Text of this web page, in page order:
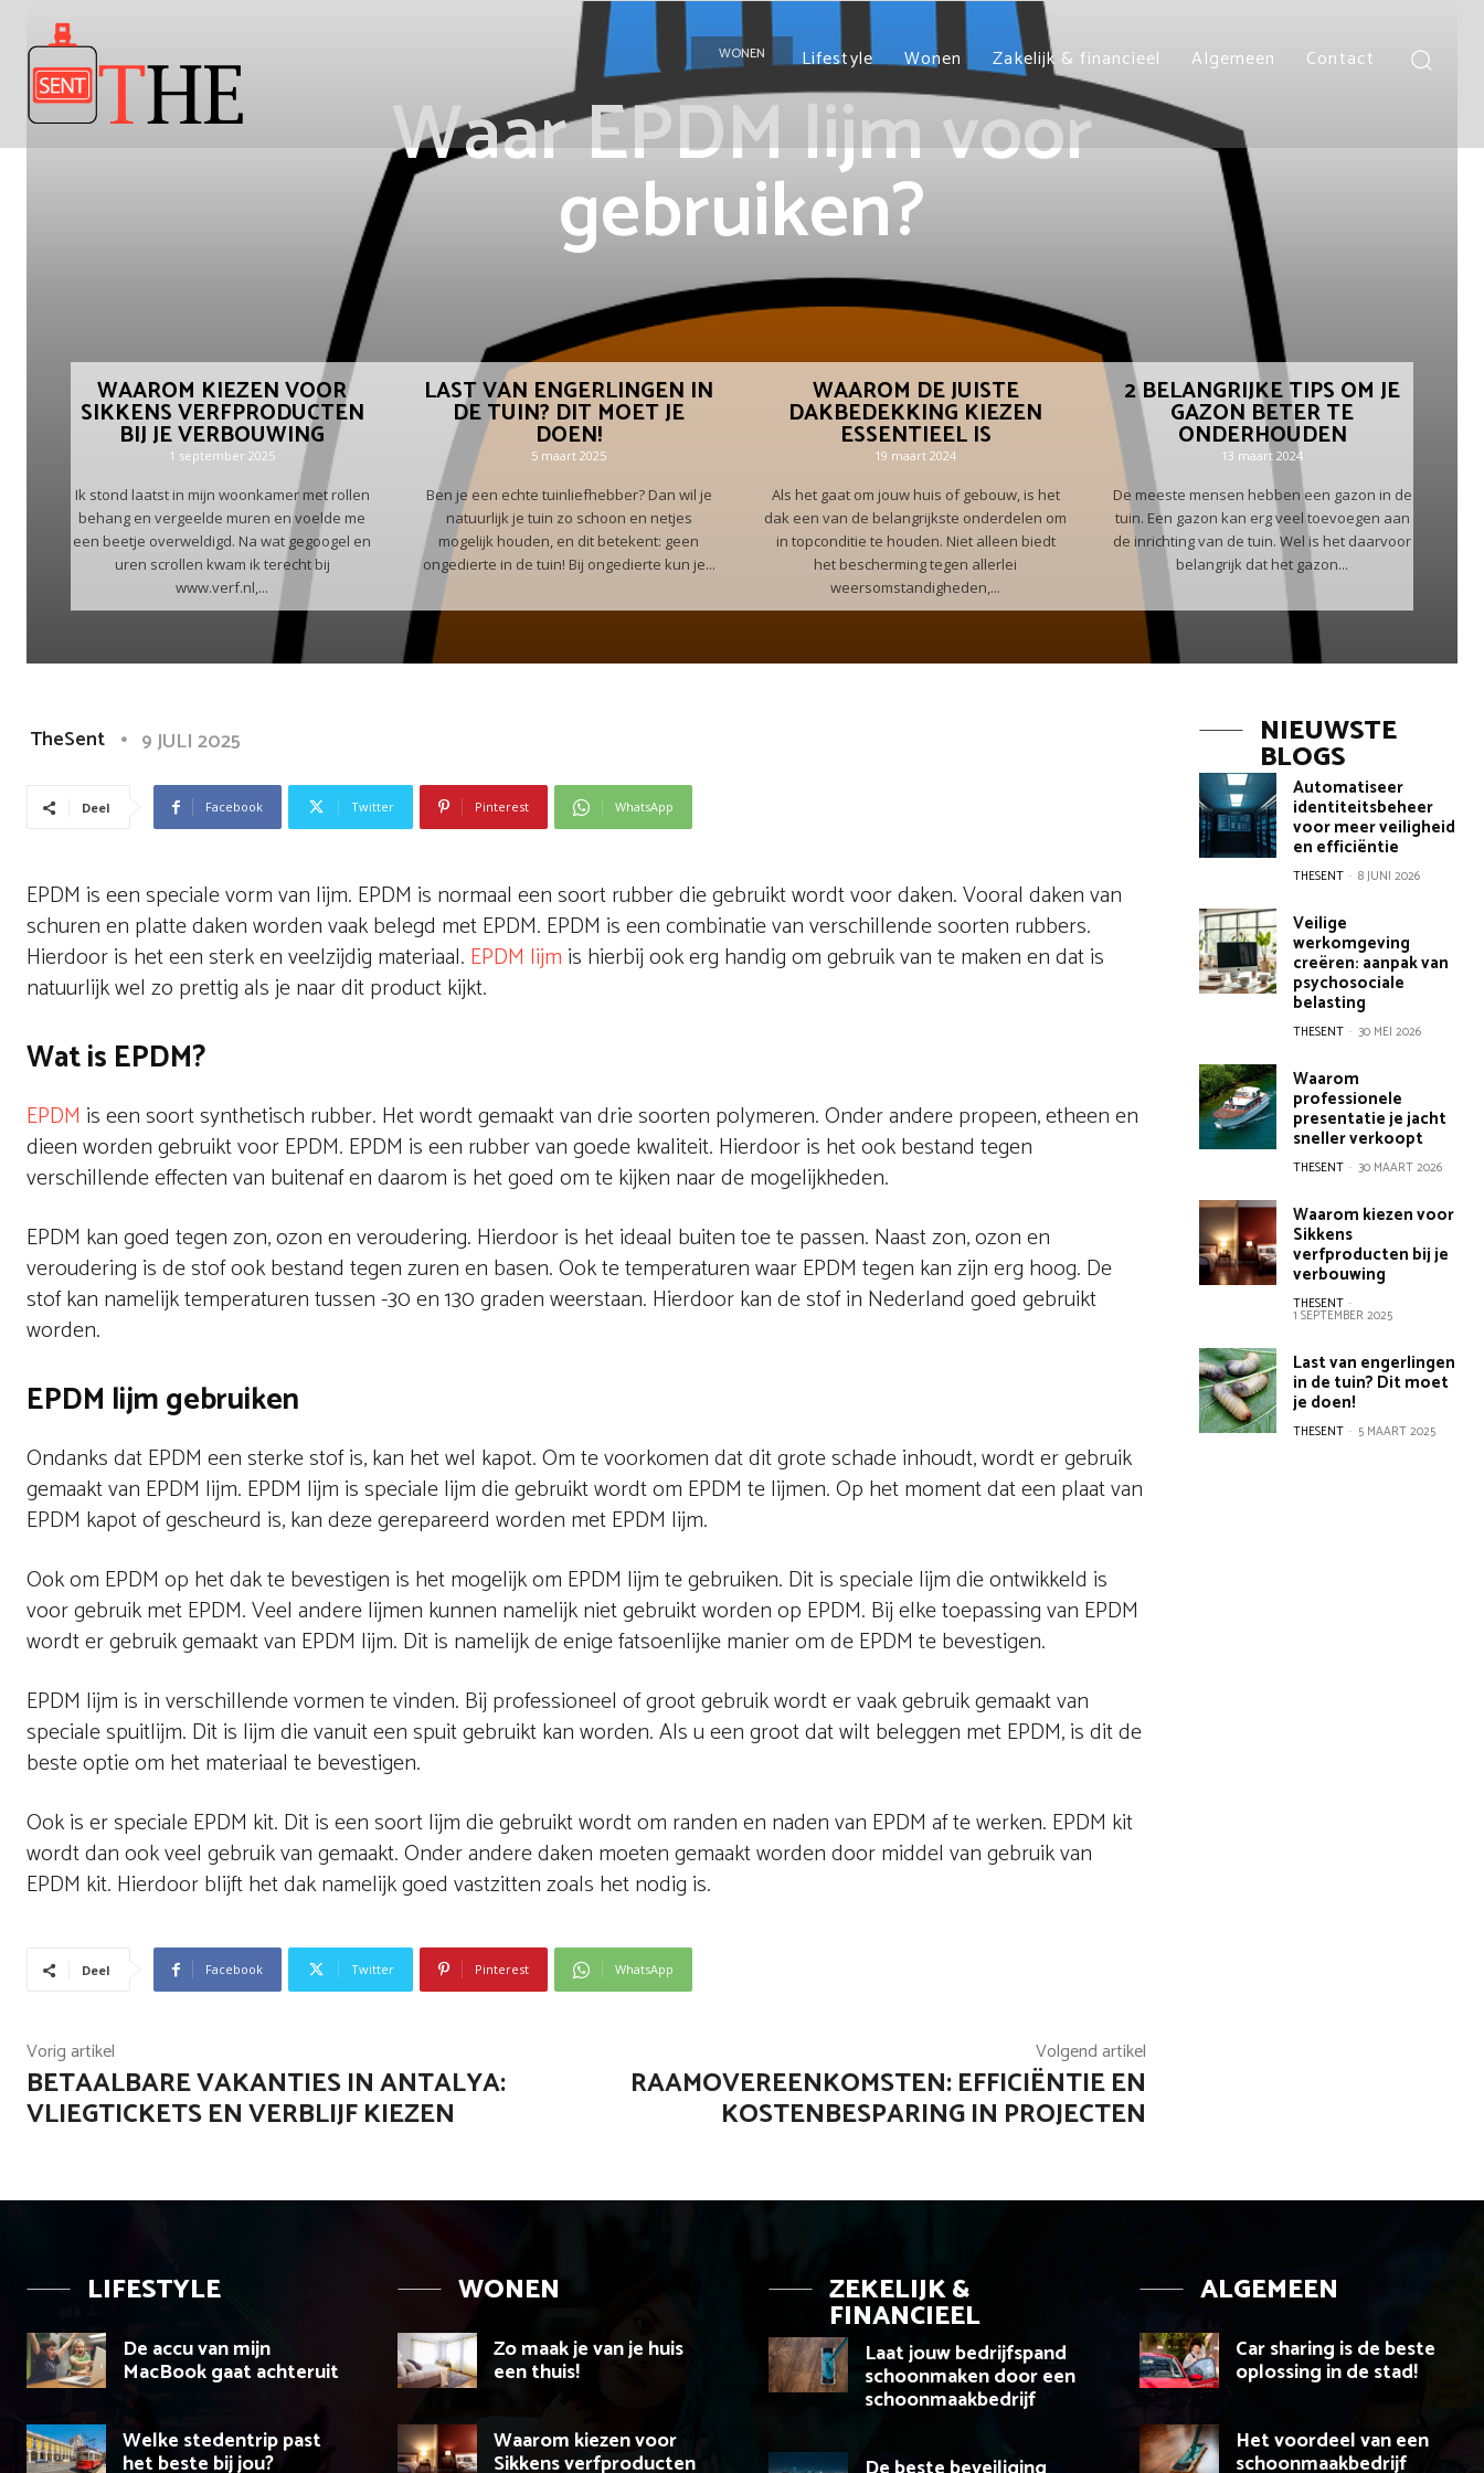
Lifestyle Wonen Zakelijk & financieel Algemeen Contact
WONEN
Waar EPDM lijm voor
gebruiken?
WAAROM KIEZEN VOOR
SIKKENS VERFPRODUCTEN
BIJ JE VERBOUWING
1 september 2025
Ik stond laatst in mijn woonkamer met rollen
behang en vergeelde muren en voelde me
een beetje overweldigd. Na wat gegoogel en
uren scrollen kwam ik terecht bij
www.verf.nl,...
LAST VAN ENGERLINGEN IN
DE TUIN? DIT MOET JE
DOEN!
5 maart 2025
Ben je een echte tuinliefhebber? Dan wil je
natuurlijk je tuin zo schoon en netjes
mogelijk houden, en dit betekent: geen
ongedierte in de tuin! Bij ongedierte kun je...
WAAROM DE JUISTE
DAKBEDEKKING KIEZEN
ESSENTIEEL IS
19 maart 2024
Als het gaat om jouw huis of gebouw, is het
dak een van de belangrijkste onderdelen om
in topconditie te houden. Niet alleen biedt
het bescherming tegen allerlei
weersomstandigheden,...
2 BELANGRIJKE TIPS OM JE
GAZON BETER TE
ONDERHOUDEN
13 maart 2024
De meeste mensen hebben een gazon in de
tuin. Een gazon kan erg veel toevoegen aan
de inrichting van de tuin. Wel is het daarvoor
belangrijk dat het gazon...
TheSent 9 JULI 2025
Deel Facebook Twitter Pinterest WhatsApp
EPDM is een speciale vorm van lijm. EPDM is normaal een soort rubber die gebruikt wordt voor daken. Vooral daken van
schuren en platte daken worden vaak belegd met EPDM. EPDM is een combinatie van verschillende soorten rubbers.
Hierdoor is het een sterk en veelzijdig materiaal. EPDM lijm is hierbij ook erg handig om gebruik van te maken en dat is
natuurlijk wel zo prettig als je naar dit product kijkt.
Wat is EPDM?
EPDM is een soort synthetisch rubber. Het wordt gemaakt van drie soorten polymeren. Onder andere propeen, etheen en
dieen worden gebruikt voor EPDM. EPDM is een rubber van goede kwaliteit. Hierdoor is het ook bestand tegen
verschillende effecten van buitenaf en daarom is het goed om te kijken naar de mogelijkheden.
EPDM kan goed tegen zon, ozon en veroudering. Hierdoor is het ideaal buiten toe te passen. Naast zon, ozon en
veroudering is de stof ook bestand tegen zuren en basen. Ook te temperaturen waar EPDM tegen kan zijn erg hoog. De
stof kan namelijk temperaturen tussen -30 en 130 graden weerstaan. Hierdoor kan de stof in Nederland goed gebruikt
worden.
EPDM lijm gebruiken
Ondanks dat EPDM een sterke stof is, kan het wel kapot. Om te voorkomen dat dit grote schade inhoudt, wordt er gebruik
gemaakt van EPDM lijm. EPDM lijm is speciale lijm die gebruikt wordt om EPDM te lijmen. Op het moment dat een plaat van
EPDM kapot of gescheurd is, kan deze gerepareerd worden met EPDM lijm.
Ook om EPDM op het dak te bevestigen is het mogelijk om EPDM lijm te gebruiken. Dit is speciale lijm die ontwikkeld is
voor gebruik met EPDM. Veel andere lijmen kunnen namelijk niet gebruikt worden op EPDM. Bij elke toepassing van EPDM
wordt er gebruik gemaakt van EPDM lijm. Dit is namelijk de enige fatsoenlijke manier om de EPDM te bevestigen.
EPDM lijm is in verschillende vormen te vinden. Bij professioneel of groot gebruik wordt er vaak gebruik gemaakt van
speciale spuitlijm. Dit is lijm die vanuit een spuit gebruikt kan worden. Als u een groot dat wilt beleggen met EPDM, is dit de
beste optie om het materiaal te bevestigen.
Ook is er speciale EPDM kit. Dit is een soort lijm die gebruikt wordt om randen en naden van EPDM af te werken. EPDM kit
wordt dan ook veel gebruik van gemaakt. Onder andere daken moeten gemaakt worden door middel van gebruik van
EPDM kit. Hierdoor blijft het dak namelijk goed vastzitten zoals het nodig is.
Deel Facebook Twitter Pinterest WhatsApp
Vorig artikel
BETAALBARE VAKANTIES IN ANTALYA:
VLIEGTICKETS EN VERBLIJF KIEZEN
Volgend artikel
RAAMOVEREENKOMSTEN: EFFICIËNTIE EN
KOSTENBESPARING IN PROJECTEN
NIEUWSTE
BLOGS
Automatiseer
identiteitsbeheer
voor meer veiligheid
en efficiëntie
THESENT - 8 JUNI 2026
Veilige
werkomgeving
creëren: aanpak van
psychosociale
belasting
THESENT - 30 MEI 2026
Waarom
professionele
presentatie je jacht
sneller verkoopt
THESENT - 30 MAART 2026
Waarom kiezen voor
Sikkens
verfproducten bij je
verbouwing
THESENT -
1 SEPTEMBER 2025
Last van engerlingen
in de tuin? Dit moet
je doen!
THESENT - 5 MAART 2025
LIFESTYLE
De accu van mijn
MacBook gaat achteruit
Welke stedentrip past
het beste bij jou?
WONEN
Zo maak je van je huis
een thuis!
Waarom kiezen voor
Sikkens verfproducten
ZEKELIJK &
FINANCIEEL
Laat jouw bedrijfspand
schoonmaken door een
schoonmaakbedrijf
ALGEMEEN
Car sharing is de beste
oplossing in de stad!
Het voordeel van een
schoonmaakbedrijf